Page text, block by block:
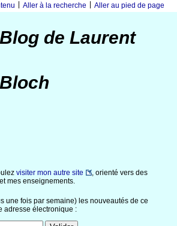
Aller à la recherche Aller au pied de page
Blog de Laurent
Bloch
visiter mon autre site
, orienté vers des
mes enseignements.
une fois par semaine) les nouveautés de ce
adresse électronique :